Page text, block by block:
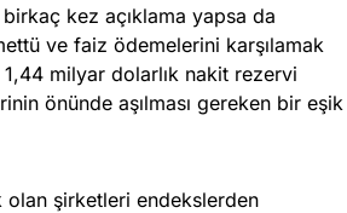
kez açıklama yapsa da
ve faiz ödemelerini karşılamak
milyar dolarlık nakit rezervi
önünde aşılması gereken bir eşik
olan şirketleri endekslerden